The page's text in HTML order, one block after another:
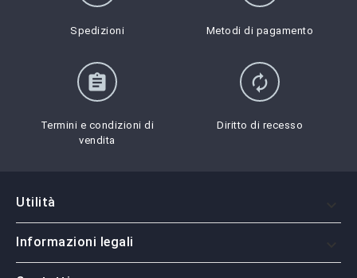
Spedizioni Metodi di pagamento
assignment
Termini e condizioni di
vendita
autorenew
Diritto di recesso
Utilità
Informazioni legali